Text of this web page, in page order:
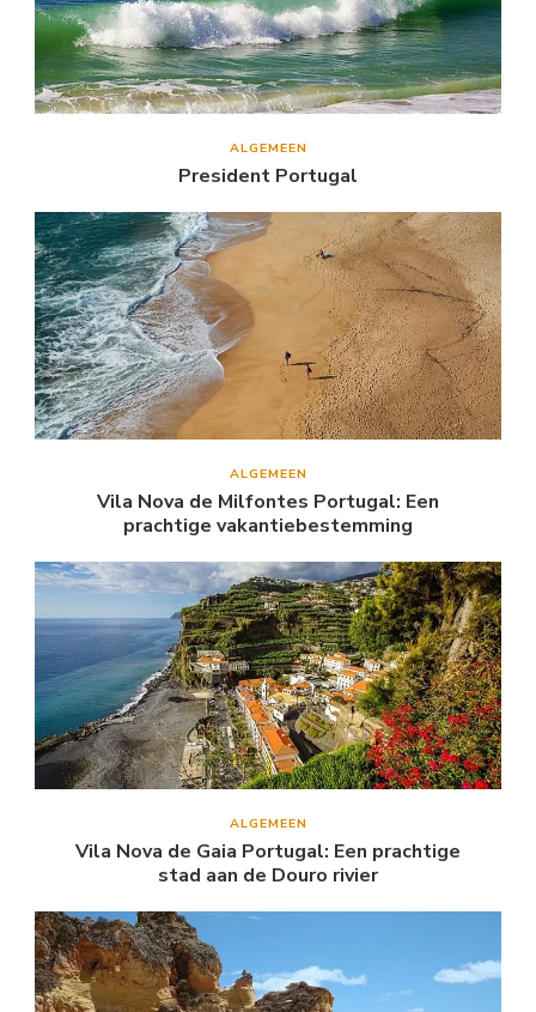
ALGEMEEN
President Portugal
ALGEMEEN
Vila Nova de Milfontes Portugal: Een
prachtige vakantiebestemming
ALGEMEEN
Vila Nova de Gaia Portugal: Een prachtige
stad aan de Douro rivier